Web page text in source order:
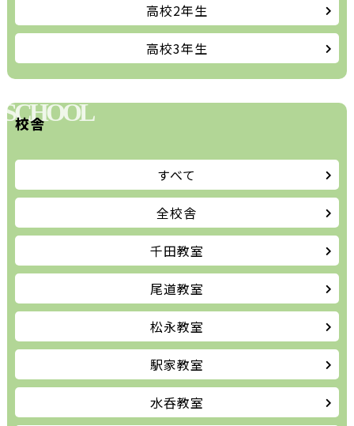
高校2年生
高校3年生
SCHOOL
校舎
すべて
全校舎
千田教室
尾道教室
松永教室
駅家教室
水呑教室